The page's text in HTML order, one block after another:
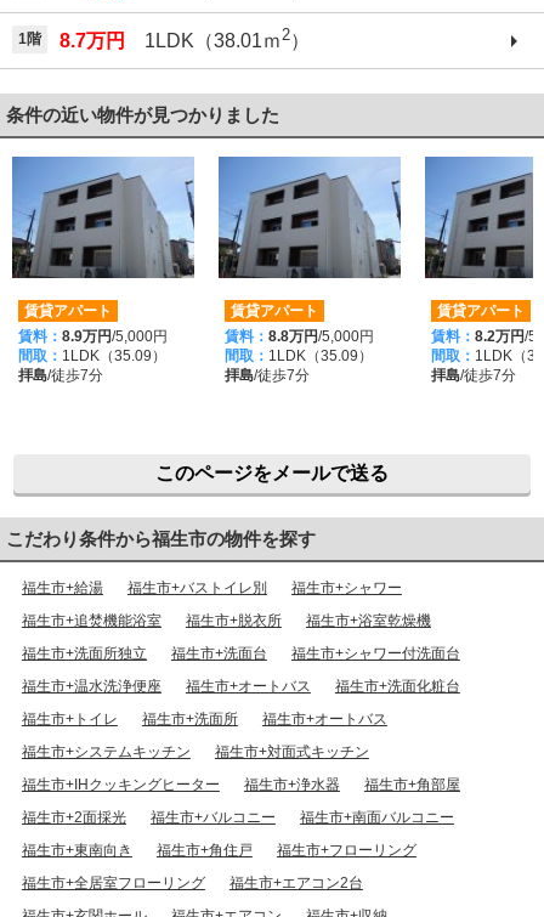
1階 8.7万円 1LDK（38.01ｍ2）
条件の近い物件が見つかりました
賃貸アパート
賃料： 8.9万円/5,000円
間取： 1LDK（35.09）
拝島/徒歩7分
賃貸アパート
賃料： 8.8万円/5,000円
間取： 1LDK（35.09）
拝島/徒歩7分
賃貸アパート
賃料： 8.2万円/
間取： 1LDK（
拝島/徒歩7分
このページをメールで送る
こだわり条件から福生市の物件を探す
福生市+給湯 福生市+バストイレ別
福生市+シャワー
福生市+追焚機能浴室
福生市+脱衣所
福生市+浴室乾燥機
福生市+洗面所独立
福生市+洗面台
福生市+シャワー付洗面台
福生市+温水洗浄便座
福生市+オートバス
福生市+洗面化粧台
福生市+トイレ
福生市+洗面所
福生市+オートバス
福生市+システムキッチン
福生市+対面式キッチン
福生市+IHクッキングヒーター
福生市+浄水器
福生市+角部屋
福生市+2面採光
福生市+バルコニー
福生市+南面バルコニー
福生市+東南向き
福生市+角住戸
福生市+フローリング
福生市+全居室フローリング
福生市+エアコン2台